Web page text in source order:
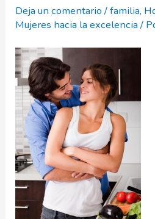
Deja un comentario /familia,
Mujeres hacia la excelencia/